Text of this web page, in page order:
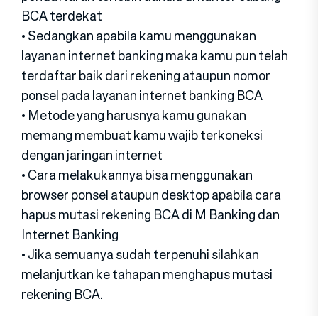
BCA terdekat
• Sedangkan apabila kamu menggunakan
layanan internet banking maka kamu pun telah
terdaftar baik dari rekening ataupun nomor
ponsel pada layanan internet banking BCA
• Metode yang harusnya kamu gunakan
memang membuat kamu wajib terkoneksi
dengan jaringan internet
• Cara melakukannya bisa menggunakan
browser ponsel ataupun desktop apabila cara
hapus mutasi rekening BCA di M Banking dan
Internet Banking
• Jika semuanya sudah terpenuhi silahkan
melanjutkan ke tahapan menghapus mutasi
rekening BCA.